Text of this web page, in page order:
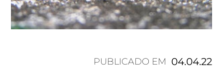
PUBLICADO EM 04.04.22